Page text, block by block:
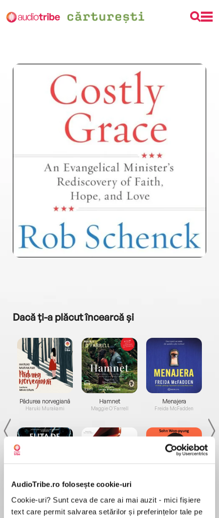
AudioTribe.ro folosește cookie-uri
Cookie-uri? Sunt ceva de care ai mai auzit - mici fișiere
text care permit salvarea setărilor și preferințelor tale pe
Dacă ți-a plăcut încearcă și
Pădurea norvegiană
Haruki Murakami
de...
Dani Francis
Hamnet
Maggie O'Farrell
Diavolul se îmbracă de
la...
Lauren Weisberger
Menajera
Freida McFadden
Sohn Won-pyung